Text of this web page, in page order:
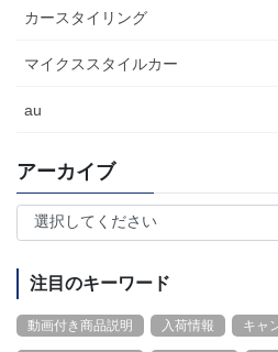
カースタイリング
マイクススタイルカー
au
アーカイブ
注目のキーワード
動画付き商品説明 入荷情報 キャ